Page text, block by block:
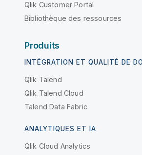
Qlik Customer Portal
Bibliothèque des ressources
Produits
INTÉGRATION ET QUALITÉ DE
Qlik Talend
Qlik Talend Cloud
Talend Data Fabric
ANALYTIQUES ET IA
Qlik Cloud Analytics